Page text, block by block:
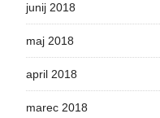
junij 2018
maj 2018
april 2018
marec 2018